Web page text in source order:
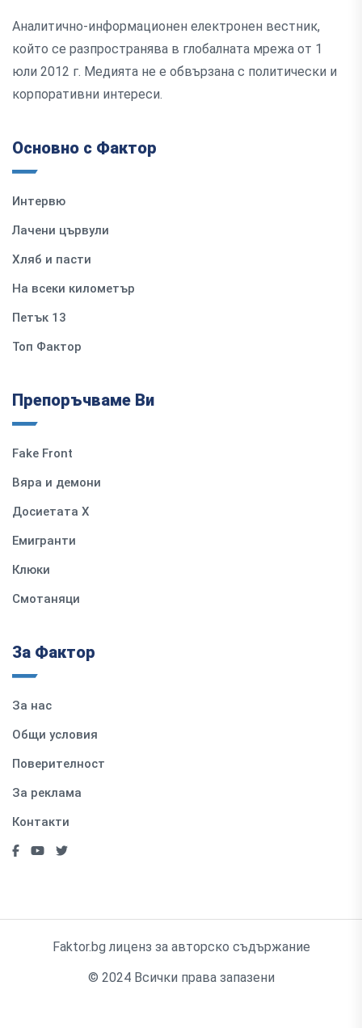
Аналитично-информационен електронен вестник,
който се разпространява в глобалната мрежа от 1
юли 2012 г. Медията не е обвързана с политически и
корпоративни интереси.
Основно с Фактор
Интервю
Лачени цървули
Хляб и пасти
На всеки километър
Петък 13
Топ Фактор
Препоръчваме Ви
Fake Front
Вяра и демони
Досиетата Х
Емигранти
Клюки
Смотаняци
За Фактор
За нас
Общи условия
Поверителност
За реклама
Контакти
Faktor.bg лиценз за авторско съдържание
© 2024 Всички права запазени